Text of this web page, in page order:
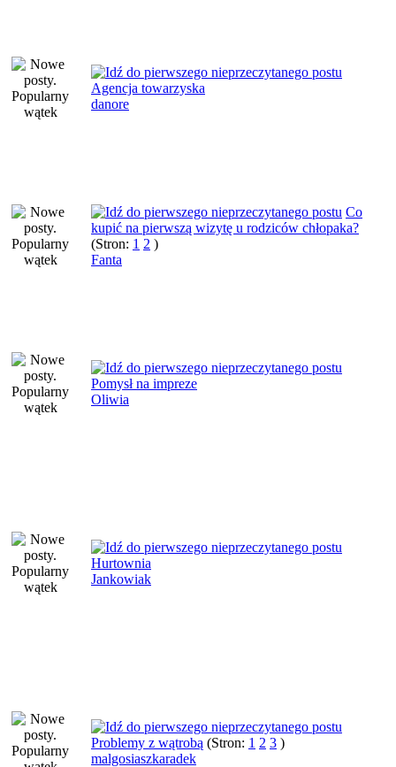
Agencja towarzyska
danore
Co
kupić na pierwszą wizytę u rodziców chłopaka?
(Stron: 1 2 )
Fanta
Pomysł na impreze
Oliwia
Hurtownia
Jankowiak
Problemy z wątrobą (Stron: 1 2 3 )
malgosiaszkaradek